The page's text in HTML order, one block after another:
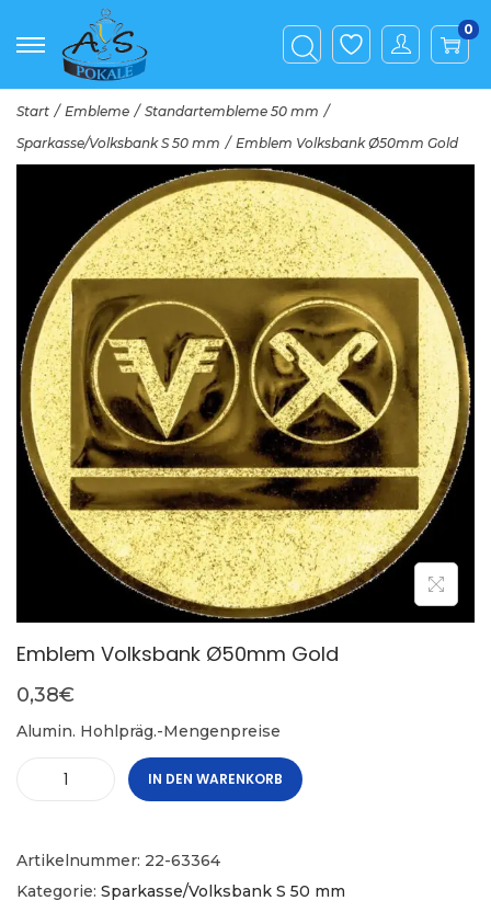
0
Start / Embleme / Standartembleme 50 mm /
Sparkasse/Volksbank S 50 mm / Emblem Volksbank Ø50mm Gold
Emblem Volksbank Ø50mm Gold
0,38€
Alumin. Hohlpräg.-Mengenpreise
IN DEN WARENKORB
Artikelnummer: 22-63364
Kategorie: Sparkasse/Volksbank S 50 mm